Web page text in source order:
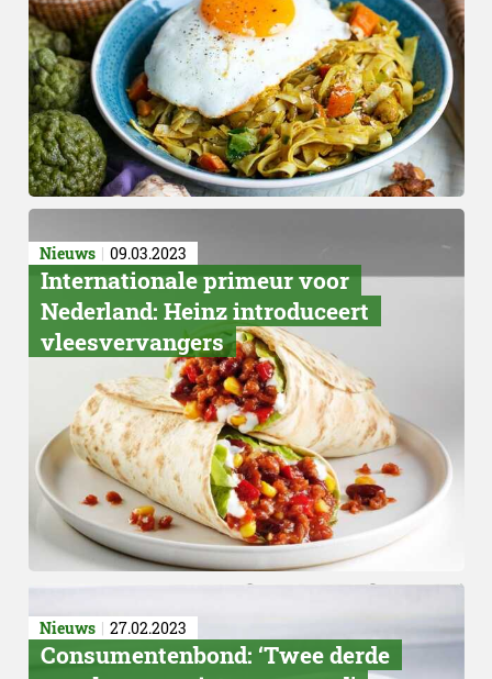
Nieuws 09.03.2023
Internationale primeur voor
Nederland: Heinz introduceert
vleesvervangers
Nieuws 27.02.2023
Consumentenbond: ‘Twee derde